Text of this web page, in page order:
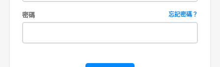
密碼 忘記密碼？